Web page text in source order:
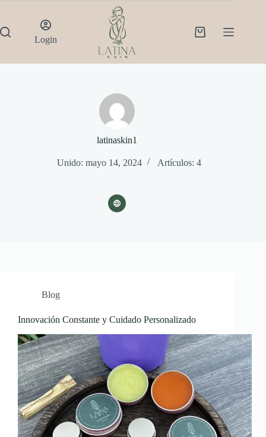
contenido
Login
Shopping
latinaskin1
Unido: mayo 14, 2024 Artículos: 4
Blog
Innovación Constante y Cuidado Personalizado